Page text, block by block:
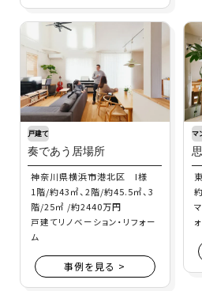
戸建て
奏であう居場所
神奈川県横浜市港北区 I様
1階/約43㎡、2階/約45.5㎡、3
階/25㎡ /約2440万円
戸建てリノベーション・リフォー
ム
事例を見る >
マ